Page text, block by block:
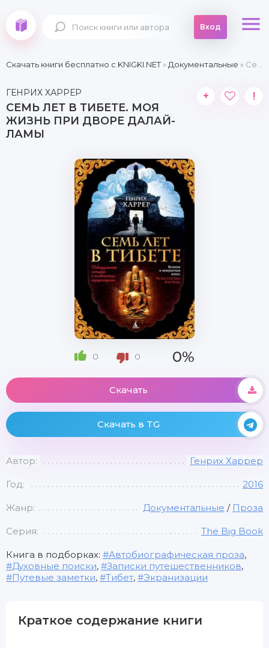
Вход
Скачать книги бесплатно c KNIGKI.NET» Документальные » Семь лет в Тибете. Моя жизнь при дворе Далай-ламы
ГЕНРИХ ХАРРЕР
СЕМЬ ЛЕТ В ТИБЕТЕ. МОЯ
ЖИЗНЬ ПРИ ДВОРЕ ДАЛАЙ-
ЛАМЫ
+ !
0 0 0%
Скачать
Скачать в TG
Автор: Генрих Харрер
Год: 2016
Жанр: Документальные / Проза
Серия: The Big Book
Книга в подборках: Автобиографическая проза,
Духовные поиски, Записки путешественников,
Путевые заметки, Тибет, Экранизации
Краткое содержание книги